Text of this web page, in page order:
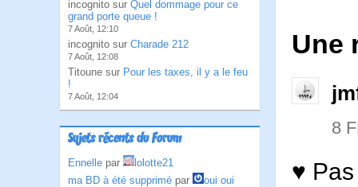
incognito sur Quel dommage pour ce
grand porte queue !
7 Août, 12:10
incognito sur Charade 212
7 Août, 12:08
Titoune sur Pour les taxes, il y a le feu
!
7 Août, 12:04
Sujets récents du Forum
Ennelle par
lolotte21
ma BD à été supprimé par
oui oui
Une
8
♥